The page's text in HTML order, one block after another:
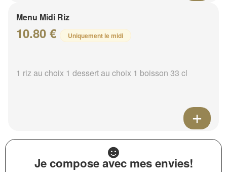
Menu Midi Riz
10.80 € Uniquement le midi
1 riz au choix 1 dessert au choix 1 boisson 33 cl
Je compose avec mes envies!